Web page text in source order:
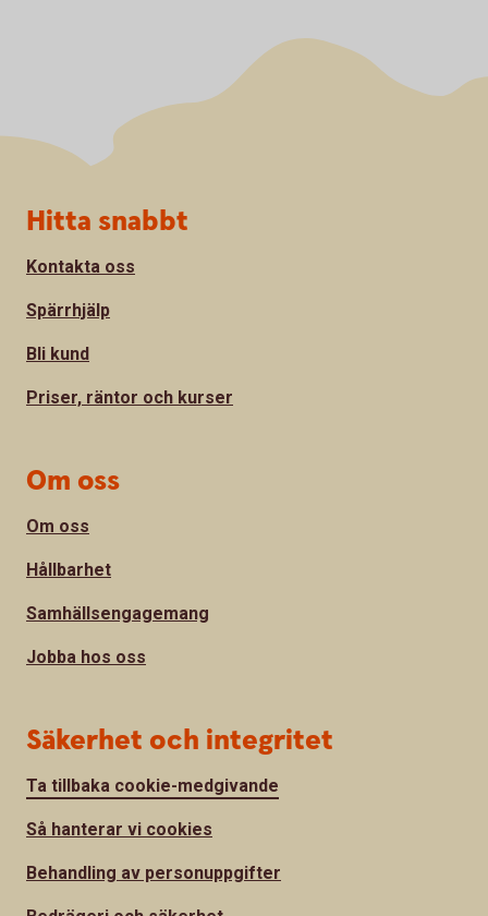
Sidfot
Hitta snabbt
Kontakta oss
Spärrhjälp
Bli kund
Priser, räntor och kurser
Om oss
Om oss
Hållbarhet
Samhällsengagemang
Jobba hos oss
Säkerhet och integritet
Ta tillbaka cookie-medgivande
Så hanterar vi cookies
Behandling av personuppgifter